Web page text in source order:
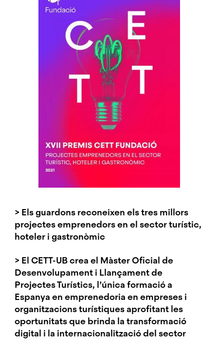
> Els guardons reconeixen els tres millors
projectes emprenedors en el sector turístic,
hoteler i gastronòmic
> El CETT-UB crea el Màster Oficial de
Desenvolupament i Llançament de
Projectes Turístics, l’única formació a
Espanya en emprenedoria en empreses i
organitzacions turístiques aprofitant les
oportunitats que brinda la transformació
digital i la internacionalització del sector